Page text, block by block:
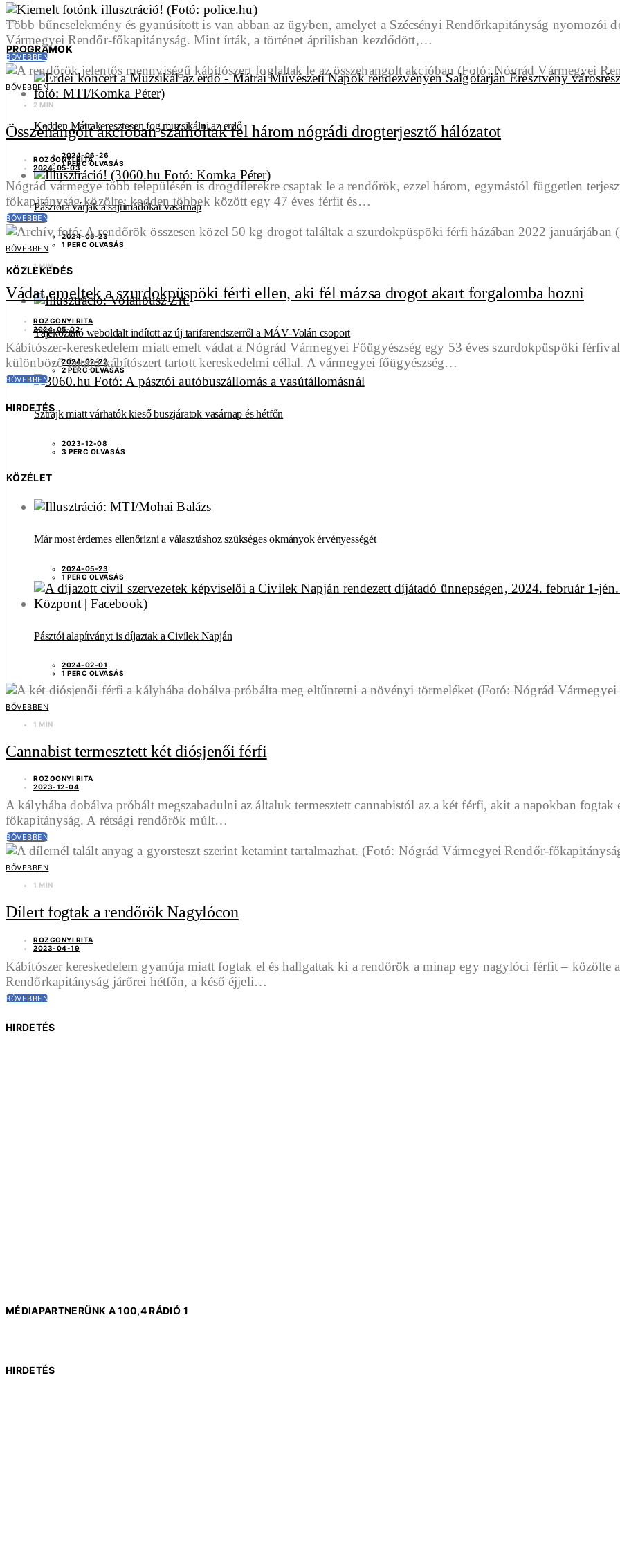
PROGRAMOK
Kedden Mátrakeresztesen fog muzsikálni az erdő
2024-06-26
1 PERC OLVASÁS
Pásztóra várják a sajtimádókat vasárnap
2024-05-23
1 PERC OLVASÁS
KÖZLEKEDÉS
Tájékoztató weboldalt indított az új tarifarendszerről a MÁV-Volán csoport
2024-02-22
2 PERC OLVASÁS
Sztrájk miatt várhatók kieső buszjáratok vasárnap és hétfőn
2023-12-08
3 PERC OLVASÁS
KÖZÉLET
Már most érdemes ellenőrizni a választáshoz szükséges okmányok érvényességét
2024-05-23
1 PERC OLVASÁS
Pásztói alapítványt is díjaztak a Civilek Napján
2024-02-01
1 PERC OLVASÁS
Több bűncselekmény és gyanúsított is van abban az ügyben, amelyet a Szécsényi Rendőrkapitányság nyomozói
Vármegyei Rendőr-főkapitányság. Mint írták, a történet áprilisban kezdődött,…
BŐVEBBEN
BŐVEBBEN
2 MIN
Összehangolt akcióban számoltak fel három nógrádi drogterjesztő hálózatot
ROZGONYI RITA
2024-05-03
Nógrád vármegye több településén is drogdílerekre csaptak le a rendőrök, ezzel három, egymástól független
főkapitányság közölte: kedden többek között egy 47 éves férfit és…
BŐVEBBEN
BŐVEBBEN
1 MIN
Vádat emeltek a szurdokpüspöki férfi ellen, aki fél mázsa drogot akart forgalomba hozni
ROZGONYI RITA
2024-05-02
Kábítószer-kereskedelem miatt emelt vádat a Nógrád Vármegyei Főügyészség egy 53 éves szurdokpüspöki
különböző fajtájú kábítószert tartott kereskedelmi céllal. A vármegyei főügyészség…
BŐVEBBEN
HIRDETÉS
BŐVEBBEN
1 MIN
Cannabist termesztett két diósjenői férfi
ROZGONYI RITA
2023-12-04
A kályhába dobálva próbált megszabadulni az általuk termesztett cannabistól az a két férfi, akit a napokban
főkapitányság. A rétsági rendőrök múlt…
BŐVEBBEN
BŐVEBBEN
1 MIN
Dílert fogtak a rendőrök Nagylócon
ROZGONYI RITA
2023-04-19
Kábítószer kereskedelem gyanúja miatt fogtak el és hallgattak ki a rendőrök a minap egy nagylóci férfit – közölte
Rendőrkapitányság járőrei hétfőn, a késő éjjeli…
BŐVEBBEN
HIRDETÉS
MÉDIAPARTNERÜNK A 100,4 RÁDIÓ 1
HIRDETÉS